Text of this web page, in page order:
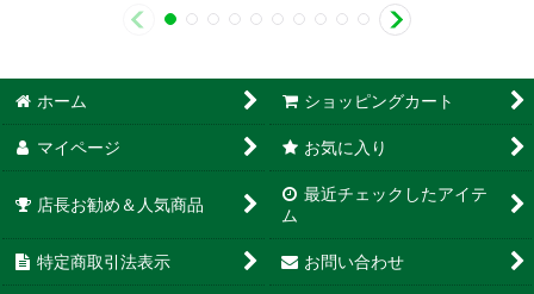
ホーム ショッピングカート
マイページ お気に入り
店長お勧め＆人気商品
最近チェックしたアイテ
ム
特定商取引法表示 お問い合わせ